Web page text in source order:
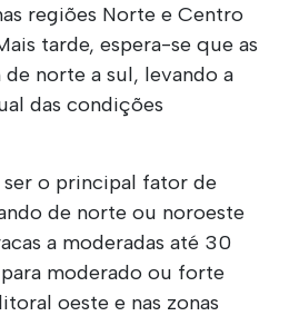
regiões Norte e Centro
tarde, espera-se que as
de norte a sul, levando a
das condições
o principal fator de
de norte ou noroeste
a moderadas até 30
moderado ou forte
oeste e nas zonas